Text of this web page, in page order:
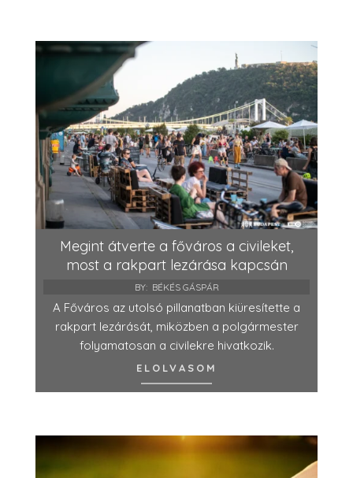
Megint átverte a főváros a civileket,
most a rakpart lezárása kapcsán
BY: BÉKÉS GÁSPÁR
A Főváros az utolsó pillanatban kiüresítette a
rakpart lezárását, miközben a polgármester
folyamatosan a civilekre hivatkozik.
ELOLVASOM